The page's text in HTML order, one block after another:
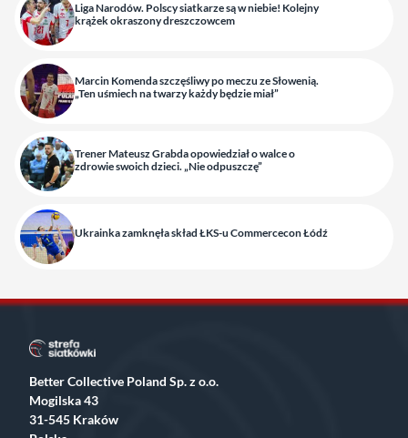
Liga Narodów. Polscy siatkarze są w niebie! Kolejny
krążek okraszony dreszczowcem
Marcin Komenda szczęśliwy po meczu ze Słowenią.
„Ten uśmiech na twarzy każdy będzie miał”
Trener Mateusz Grabda opowiedział o walce o
zdrowie swoich dzieci. „Nie odpuszczę”
Ukrainka zamknęła skład ŁKS-u Commercecon Łódź
Better Collective Poland Sp. z o.o.
Mogilska 43
31-545 Kraków